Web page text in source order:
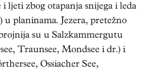
i ljeti zbog otapanja snijega i leda
planinama. Jezera, pretežno
su u Salzkammergutu
Traunsee, Mondsee i dr.) i
Ossiacher See,